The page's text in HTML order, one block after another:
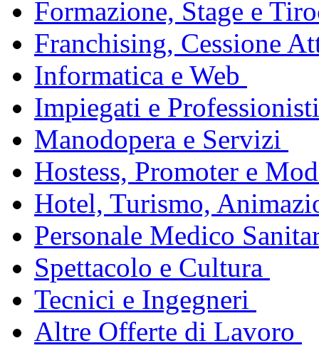
Formazione, Stage e
Franchising, Cessione
Informatica e Web
Impiegati e Professionisti
Manodopera e Servizi
Hostess, Promoter e
Hotel, Turismo,
Personale Medico
Spettacolo e Cultura
Tecnici e Ingegneri
Altre Offerte di Lavoro